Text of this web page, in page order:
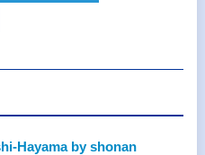
Hayama by shonan